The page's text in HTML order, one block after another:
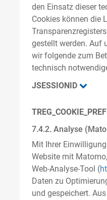
den Einsatz dieser
Cookies können die
gestellt werden. Auf
wir folgende zum
technisch
JSESSIONID
7.4.2. Analyse
Mit Ihrer
Website mit
Web-Analyse-Tool (
Daten zu
und gespeichert.